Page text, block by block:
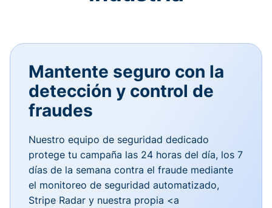
Mantente seguro con la
detección y control de
fraudes
Nuestro equipo de seguridad dedicado
protege tu campaña las 24 horas del día, los 7
días de la semana contra el fraude mediante
el monitoreo de seguridad automatizado,
Stripe Radar y nuestra propia <a